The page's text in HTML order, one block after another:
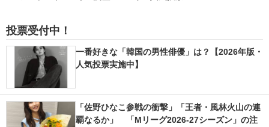
投票受付中！
一番好きな「韓国の男性俳優」は？【2026年版・
人気投票実施中】
「佐野ひなこ参戦の衝撃」「王者・風林火山の連
覇なるか」 「Mリーグ2026-27シーズン」の注